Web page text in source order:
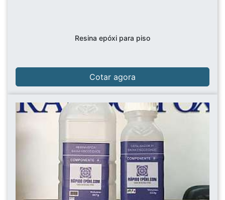
Resina epóxi para piso
Cotar agora